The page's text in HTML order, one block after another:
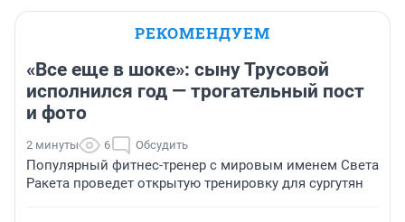
РЕКОМЕНДУЕМ
«Все еще в шоке»: сыну Трусовой
исполнился год — трогательный пост
и фото
2 минуты 6 Обсудить
Популярный фитнес-тренер с мировым именем Света
Ракета проведет открытую тренировку для сургутян